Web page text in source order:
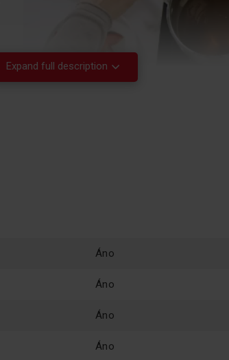
Expand full description
Áno
Áno
Áno
Áno